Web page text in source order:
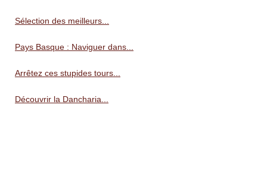
Sélection des meilleurs...
Pays Basque : Naviguer dans...
Arrêtez ces stupides tours...
Découvrir la Dancharia...